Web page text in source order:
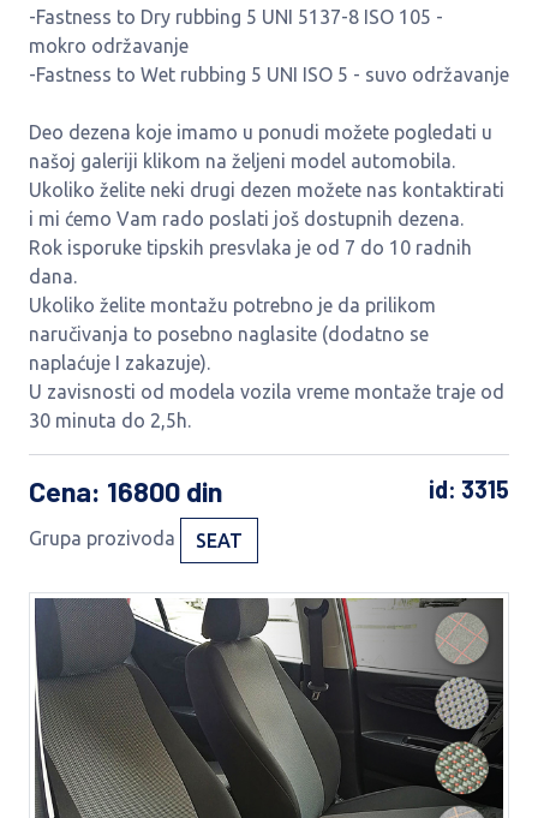
-Fastness to Dry rubbing 5 UNI 5137-8 ISO 105 -
mokro održavanje
-Fastness to Wet rubbing 5 UNI ISO 5 - suvo održavanje
Deo dezena koje imamo u ponudi možete pogledati u
našoj galeriji klikom na željeni model automobila.
Ukoliko želite neki drugi dezen možete nas kontaktirati
i mi ćemo Vam rado poslati još dostupnih dezena.
Rok isporuke tipskih presvlaka je od 7 do 10 radnih
dana.
Ukoliko želite montažu potrebno je da prilikom
naručivanja to posebno naglasite (dodatno se
naplaćuje I zakazuje).
U zavisnosti od modela vozila vreme montaže traje od
30 minuta do 2,5h.
Cena: 16800 din id: 3315
Grupa prozivoda SEAT